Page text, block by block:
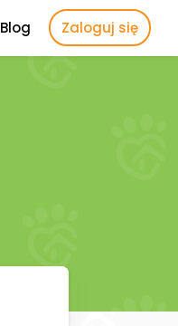
Blog Zaloguj się